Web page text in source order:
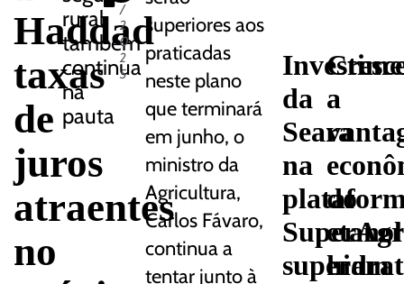
Haddad
taxas
de
juros
atraentes
no
rural
também
continua
na
pauta
/
2
0
2
5
superiores aos
praticadas
neste plano
que terminará
em junho, o
ministro da
Agricultura,
Carlos Fávaro,
continua a
tentar junto à
da
Seara
na
superam
a
do
etanol